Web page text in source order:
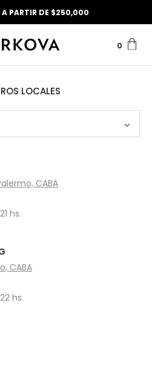
A PARTIR DE $250,000
0
LOCALES
CABA
hs.
CABA
hs.